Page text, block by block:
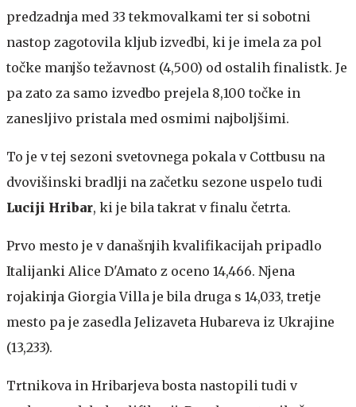
predzadnja med 33 tekmovalkami ter si sobotni
nastop zagotovila kljub izvedbi, ki je imela za pol
točke manjšo težavnost (4,500) od ostalih finalistk. Je
pa zato za samo izvedbo prejela 8,100 točke in
zanesljivo pristala med osmimi najboljšimi.
To je v tej sezoni svetovnega pokala v Cottbusu na
dvovišinski bradlji na začetku sezone uspelo tudi
Luciji Hribar, ki je bila takrat v finalu četrta.
Prvo mesto je v današnjih kvalifikacijah pripadlo
Italijanki Alice D'Amato z oceno 14,466. Njena
rojakinja Giorgia Villa je bila druga s 14,033, tretje
mesto pa je zasedla Jelizaveta Hubareva iz Ukrajine
(13,233).
Trtnikova in Hribarjeva bosta nastopili tudi v